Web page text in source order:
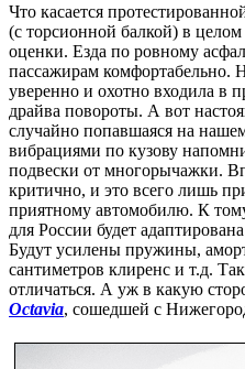
Что касается
(с торсионной балкой) в
оценки. Езда по ровному
пассажирам комфортабельно.
уверенно и охотно входила в
драйва повороты. А вот
случайно попавшаяся на
вибрациями по кузову
подвески от многорычажки.
критично, и это всего лишь
приятному автомобилю. К
для России будет
Будут усилены пружины,
сантиметров клиренс и т.д.
отличаться. А уж в какую
Octavia, сошедшей с